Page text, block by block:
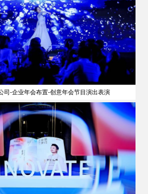
司-企业年会布置-创意年会节目演出表演